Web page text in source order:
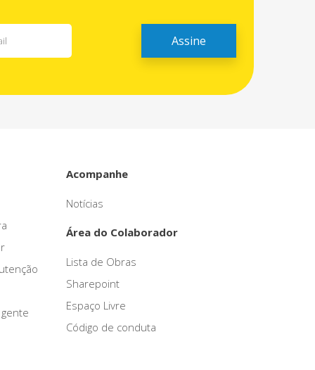
Acompanhe
Notícias
Área do Colaborador
Lista de Obras
Sharepoint
Espaço Livre
Código de conduta